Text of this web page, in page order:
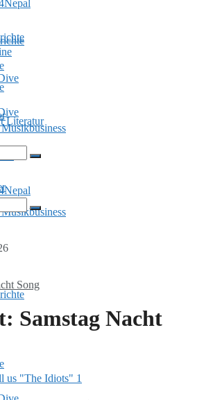
Literatur
Song
Samstag Nacht